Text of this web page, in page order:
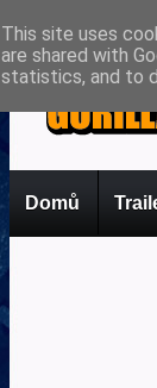
Domů
This site uses
are shared with
statistics, and to